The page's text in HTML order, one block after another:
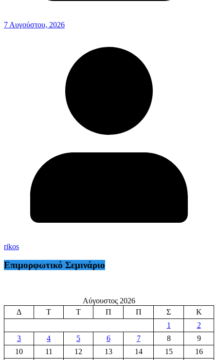
7 Αυγούστου, 2026
rikos
Επιμορφωτικό Σεμινάριο
Αύγουστος 2026
Δ
Τ Τ Π Π Σ
Κ
1
2
3
4 5 6 7 8
9
10
11 12 13 14 15
16